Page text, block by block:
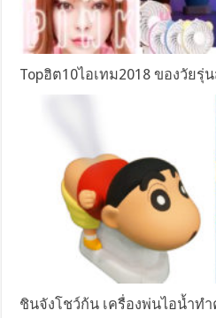
Topฮิต10ไอเทม2018 ของวัยรุ่
ชินจังโชว์ก้น เครื่องพ่นไอน้ำท